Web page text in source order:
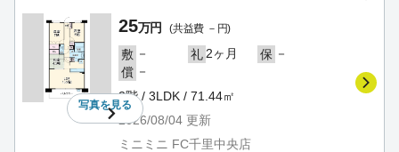
写真を見る
25万円 (共益費 －円)
敷 － 礼 2ヶ月 保 －
償 －
2階 / 3LDK / 71.44㎡
2026/08/04 更新
ミニミニ FC千里中央店